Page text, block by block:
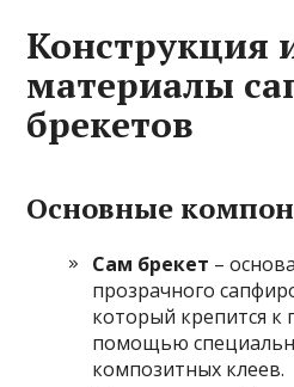
Конструкция
материалы
брекетов
Основные
Сам брекет –
прозрачного
который крепится к
помощью
композитных клеев.